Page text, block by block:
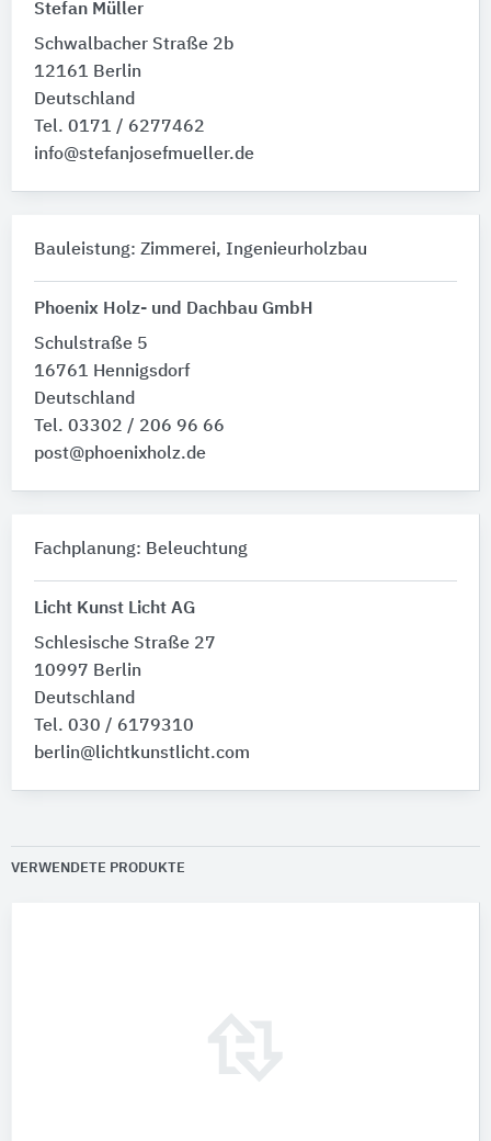
Stefan Müller
Schwalbacher Straße 2b
12161 Berlin
Deutschland
Tel. 0171 / 6277462
info@stefanjosefmueller.de
Bauleistung: Zimmerei, Ingenieurholzbau
Phoenix Holz- und Dachbau GmbH
Schulstraße 5
16761 Hennigsdorf
Deutschland
Tel. 03302 / 206 96 66
post@phoenixholz.de
Fachplanung: Beleuchtung
Licht Kunst Licht AG
Schlesische Straße 27
10997 Berlin
Deutschland
Tel. 030 / 6179310
berlin@lichtkunstlicht.com
VERWENDETE PRODUKTE